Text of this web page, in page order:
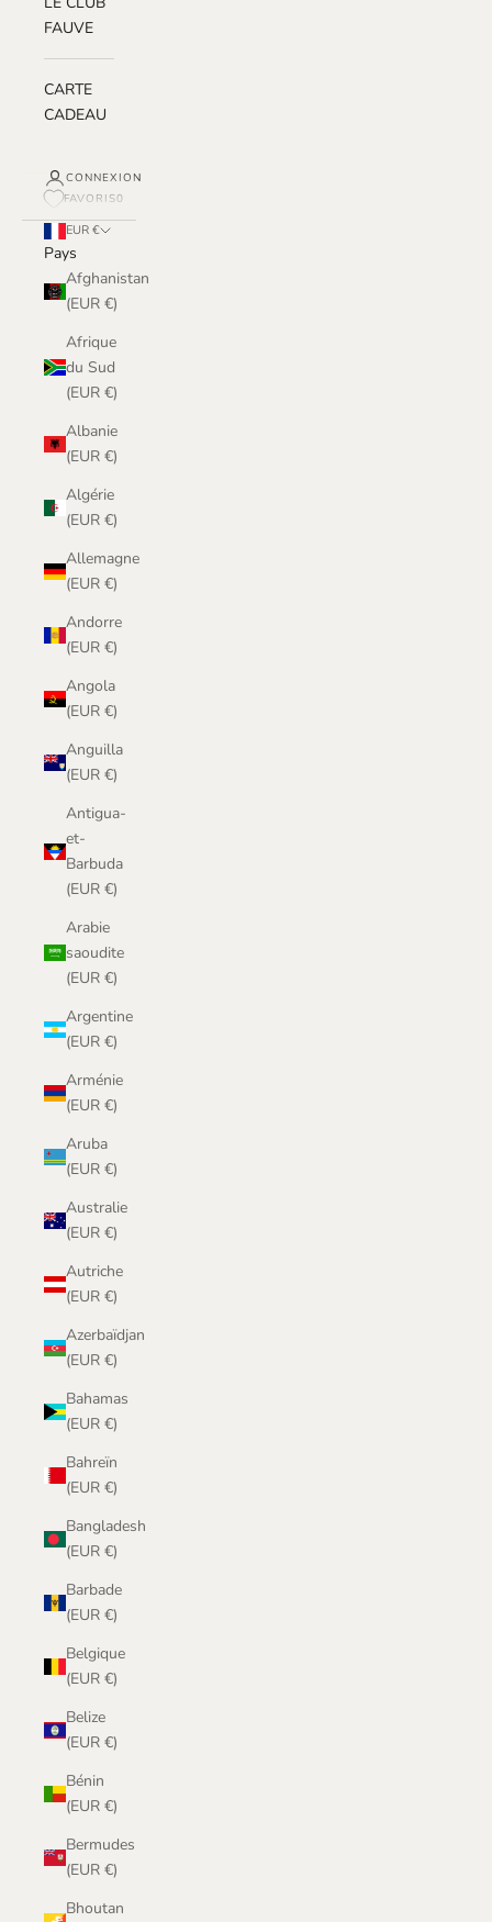
FAUVE
CARTE
CADEAU
CONNEXION
FAVORIS0
EUR €
Pays
Afghanistan
(EUR €)
Afrique
du Sud
(EUR €)
Albanie
(EUR €)
Algérie
(EUR €)
Allemagne
(EUR €)
Andorre
(EUR €)
Angola
(EUR €)
Anguilla
(EUR €)
Antigua-
et-
Barbuda
(EUR €)
Arabie
saoudite
(EUR €)
Argentine
(EUR €)
Arménie
(EUR €)
Aruba
(EUR €)
Australie
(EUR €)
Autriche
(EUR €)
Azerbaïdjan
(EUR €)
Bahamas
(EUR €)
Bahreïn
(EUR €)
Bangladesh
(EUR €)
Barbade
(EUR €)
Belgique
(EUR €)
Belize
(EUR €)
Bénin
(EUR €)
Bermudes
(EUR €)
Bhoutan